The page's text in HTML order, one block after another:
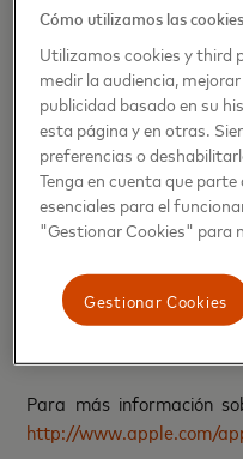
la información de pago
Apple Pay es fácil de
abra la aplicación
agregar la tarjeta. Una
iPhone y Apple Watch,
en ese dispositivo de
En Panamá, Apple
crédito de BAC
clientes seguirán
Para más información
http://www.apple.com/
Cómo utilizamos las cookies
Utilizamos cookies y third
medir la audiencia,
publicidad basado en su
esta página y en otras.
preferencias o
Tenga en cuenta que
esenciales para el
"Gestionar Cookies" para
Gestionar Cookies